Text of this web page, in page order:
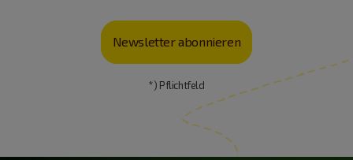
Newsletter abonnieren
*) Pflichtfeld